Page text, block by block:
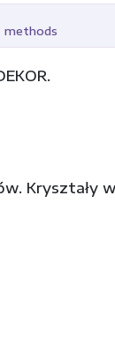
methods
Kryształy